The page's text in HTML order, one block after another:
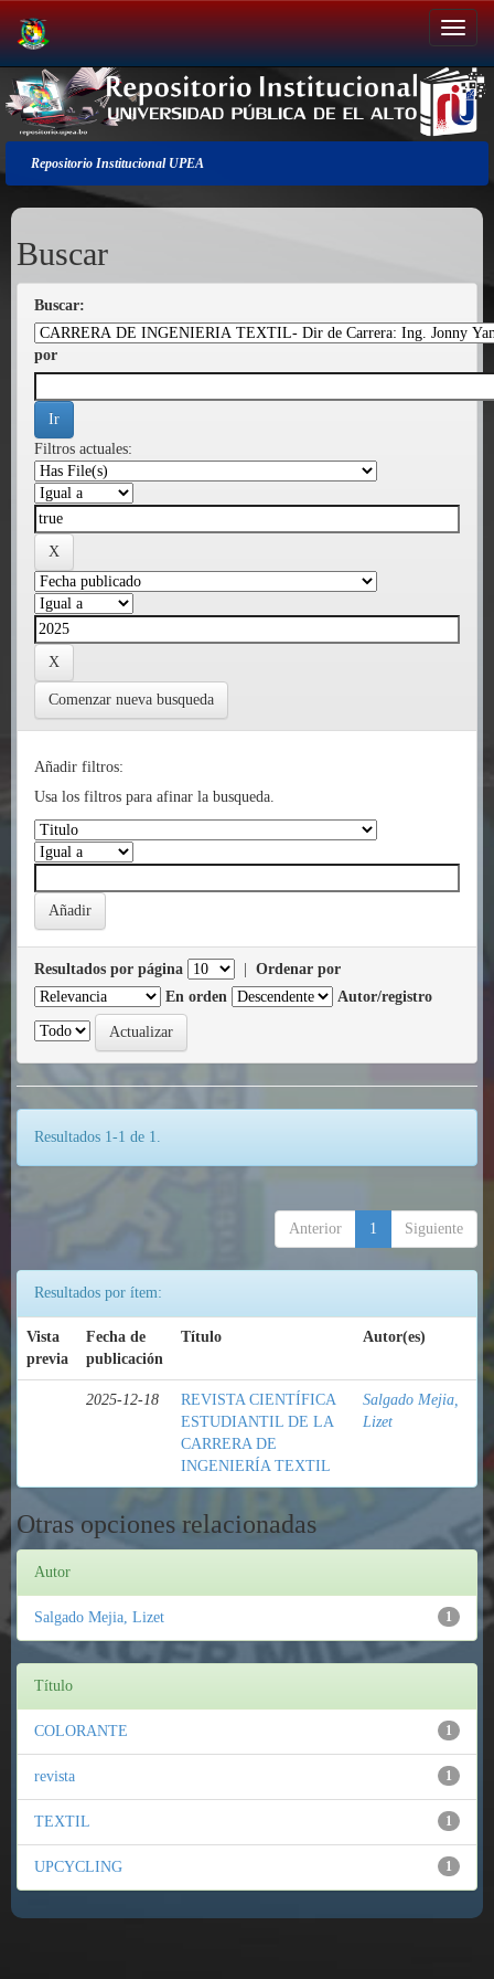
Salir
de
la
navegación
Repositorio Institucional UPEA
Buscar
Buscar:
por
Filtros actuales:
Comenzar nueva busqueda
Añadir filtros:
Usa los filtros para afinar la busqueda.
Resultados por página
Ordenar por
En orden
Autor/registro
Resultados 1-1 de 1.
Anterior 1 Siguiente
Resultados por ítem:
Vista
previa
Fecha de
publicación
Título Autor(es)
2025-12-18
REVISTA CIENTÍFICA
ESTUDIANTIL DE LA
CARRERA DE
INGENIERÍA TEXTIL
Salgado Mejia,
Lizet
Otras opciones relacionadas
Autor
1
Salgado Mejia, Lizet
Título
1
COLORANTE
1
revista
1
TEXTIL
1
UPCYCLING